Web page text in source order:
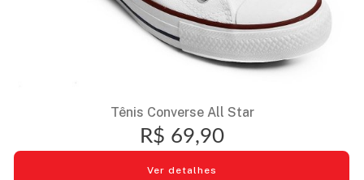
Tênis Converse All Star
R$ 69,90
Ver detalhes